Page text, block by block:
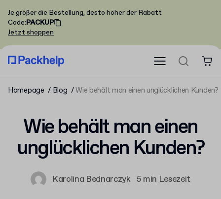
Je größer die Bestellung, desto höher der Rabatt
Code:PACKUP
Jetzt shoppen
Homepage Blog Wie behält man einen unglücklichen Kunden?
Wie behält man einen
unglücklichen Kunden?
Karolina Bednarczyk 5 min Lesezeit